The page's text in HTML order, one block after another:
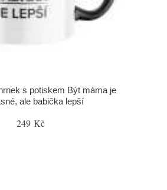
s potiskem Být máma je
ale babička lepší
249 Kč